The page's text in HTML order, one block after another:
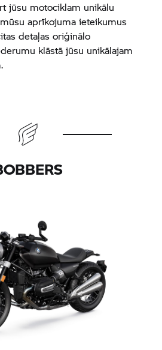
jūsu motociklam unikālu
aprīkojuma ieteikumus
detaļas oriģinālo
klāstā jūsu unikālajam